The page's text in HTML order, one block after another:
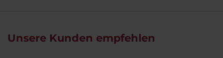
Unsere Kunden empfehlen